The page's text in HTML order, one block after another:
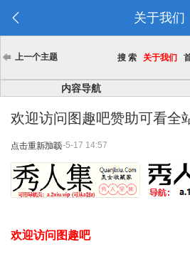
关于我们
上一个主题 搜 索 关于我们
内容导航
欢迎访问图趣吧赞助可看全
点击重新加载2025-5-17 14:57
欢迎访问图趣吧